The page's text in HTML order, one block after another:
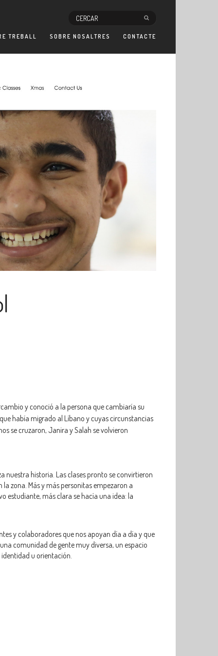
TREBALL SOBRE NOSALTRES CONTACTE
y conoció a la persona que cambiaría su
había migrado al Líbano y cuyas circunstancias
se cruzaron, Janira y Salah se volvieron
nuestra historia. Las clases pronto se convirtieron
zona. Más y más personitas empezaron a
estudiante, más clara se hacía una idea: la
y colaboradores que nos apoyan día a día y que
comunidad de gente muy diversa, un espacio
u orientación.